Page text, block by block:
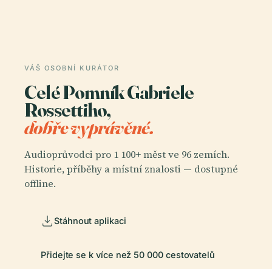
VÁŠ OSOBNÍ KURÁTOR
Celé Pomník Gabriele
Rossettiho,
dobře vyprávěné.
Audioprůvodci pro 1 100+ měst ve 96 zemích.
Historie, příběhy a místní znalosti — dostupné
offline.
Stáhnout aplikaci
Přidejte se k více než 50 000 cestovatelů